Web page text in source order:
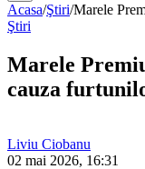
Acasa/Ştiri/Marele
Ştiri
Marele
cauza
Liviu Ciobanu
02 mai 2026, 16:31